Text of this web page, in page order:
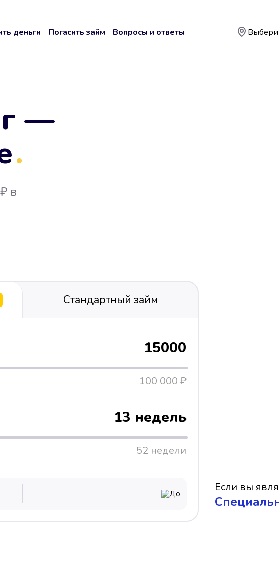
деньги Погасить займ Вопросы и ответы
—
.
в
Стандартный займ
15000
100 000 ₽
13 недель
52 недели
До Если вы